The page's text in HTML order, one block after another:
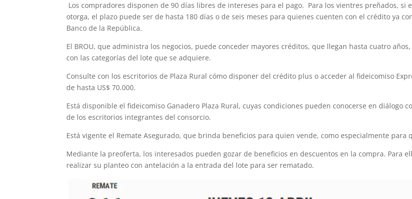
Los compradores disponen de 90 días libres de intereses para el pago. Para los vientres preñados, si
otorga, el plazo puede ser de hasta 180 días o de seis meses para quienes cuenten con el crédito ya
Banco de la República.
El BROU, que administra los negocios, puede conceder mayores créditos, que llegan hasta cuatro
con las categorías del lote que se adquiere.
Consulte con los escritorios de Plaza Rural cómo disponer del crédito plus o acceder al fideicomiso
de hasta US$ 70.000.
Está disponible el fideicomiso Ganadero Plaza Rural, cuyas condiciones pueden conocerse en diálogo
de los escritorios integrantes del consorcio.
Está vigente el Remate Asegurado, que brinda beneficios para quien vende, como especialmente para
Mediante la preoferta, los interesados pueden gozar de beneficios en descuentos en la compra. Para
realizar su planteo con antelación a la entrada del lote para ser rematado.